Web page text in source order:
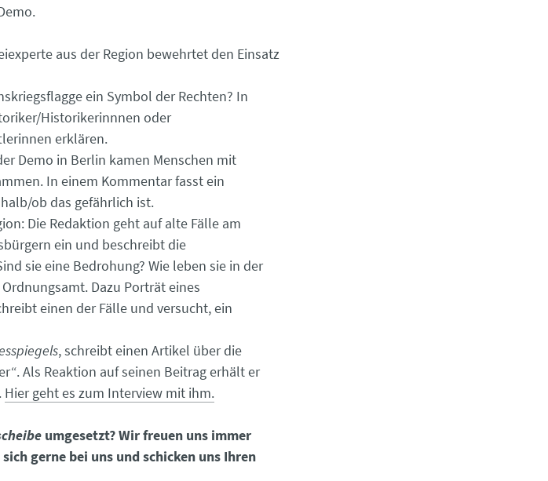
aus der Region bewehrtet den Einsatz
ein Symbol der Rechten? In
Historikerinnnen oder
erklären.
Demo in Berlin kamen Menschen mit
In einem Kommentar fasst ein
ob das gefährlich ist.
Die Redaktion geht auf alte Fälle am
ein und beschreibt die
sie eine Bedrohung? Wie leben sie in der
Dazu Porträt eines
einen der Fälle und versucht, ein
, schreibt einen Artikel über die
Als Reaktion auf seinen Beitrag erhält er
Hier geht es zum Interview mit ihm.
umgesetzt? Wir freuen uns immer
gerne bei uns und schicken uns Ihren